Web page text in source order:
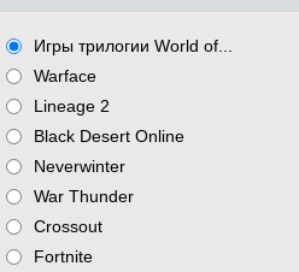
Игры трилогии World of...
Warface
Lineage 2
Black Desert Online
Neverwinter
War Thunder
Crossout
Fortnite